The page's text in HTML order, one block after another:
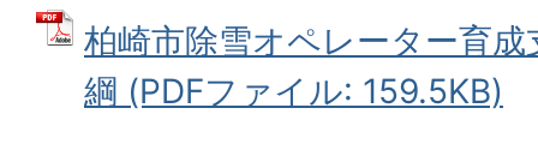
柏崎市除雪オペレーター育
綱 (PDFファイル: 159.5KB)